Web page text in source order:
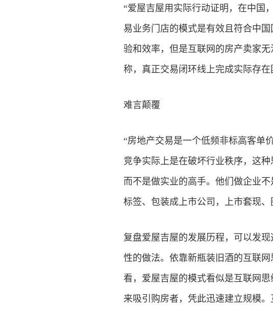
“爱屋吉屋用实际行动证明，在中国
易业务门店的模式是有效且符合中
验和效率，但是互联网的房产卖家
称，真正交易闭环线上完成实际存在
难言颠覆
“房地产交易是一个低频非标高客单
竞争实际上是在破坏行业秩序，这
而不是做实业的高手。他们做企业
标签、包装成上市公司，上市套现、
复盘爱屋吉屋的发展历程，可以发
性的做法。依靠新瓶装旧酒的互联
看，爱屋吉屋的模式看似是互联网
来吸引购房者，凭此迅速建立规模